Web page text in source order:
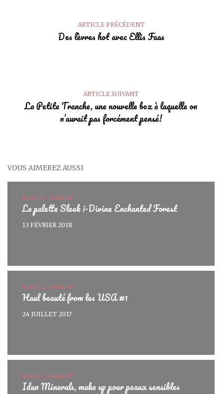
ARTICLE PRÉCÉDENT
Des lèvres hot avec Ellis Faas
ARTICLE SUIVANT
La Petite Tranche, une nouvelle box à laquelle on
n’aurait pas forcément pensé!
VOUS AIMEREZ AUSSI
BEAUTÉ, MAKEUP
La palette Sleek i-Divine Enchanted Forest
13 FÉVRIER 2018
BEAUTÉ, MAKEUP
Haul beauté from les USA #1
24 JUILLET 2017
BEAUTÉ, MAKEUP
Idun Minerals, make up pour peaux sensibles